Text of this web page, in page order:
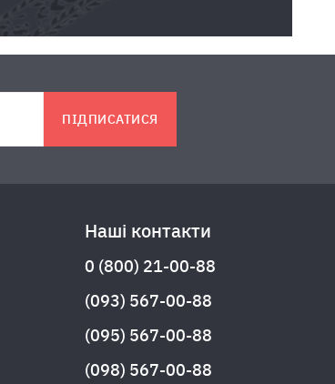
ПІДПИСАТИСЯ
Наші контакти
0 (800) 21-00-88
(093) 567-00-88
(095) 567-00-88
(098) 567-00-88